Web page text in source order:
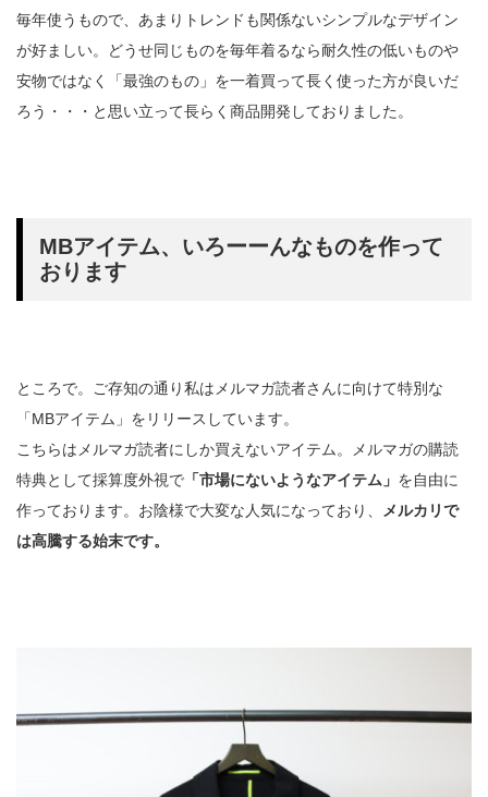
毎年使うもので、あまりトレンドも関係ないシンプルなデザイン
が好ましい。どうせ同じものを毎年着るなら耐久性の低いものや
安物ではなく「最強のもの」を一着買って長く使った方が良いだ
ろう・・・と思い立って長らく商品開発しておりました。
MBアイテム、いろーーんなものを作って
おります
ところで。ご存知の通り私はメルマガ読者さんに向けて特別な
「MBアイテム」をリリースしています。
こちらはメルマガ読者にしか買えないアイテム。メルマガの購読
特典として採算度外視で 「市場にないようなアイテム」 を自由に
作っております。お陰様で大変な人気になっており、
メルカリで
は高騰する始末です。